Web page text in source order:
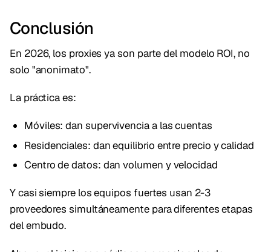
Conclusión
En 2026, los proxies ya son parte del modelo ROI, no
solo "anonimato".
La práctica es:
Móviles: dan supervivencia a las cuentas
Residenciales: dan equilibrio entre precio y calidad
Centro de datos: dan volumen y velocidad
Y casi siempre los equipos fuertes usan 2-3
proveedores simultáneamente para diferentes etapas
del embudo.